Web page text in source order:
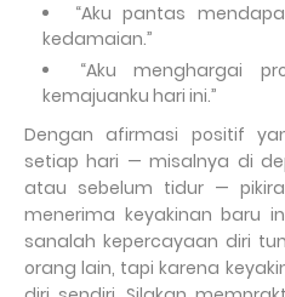
“Aku pantas
kedamaian.”
“Aku menghargai
kemajuanku hari ini.”
Dengan afirmasi positif
setiap hari — misalnya di
atau sebelum tidur —
menerima keyakinan baru
sanalah kepercayaan diri
orang lain, tapi karena